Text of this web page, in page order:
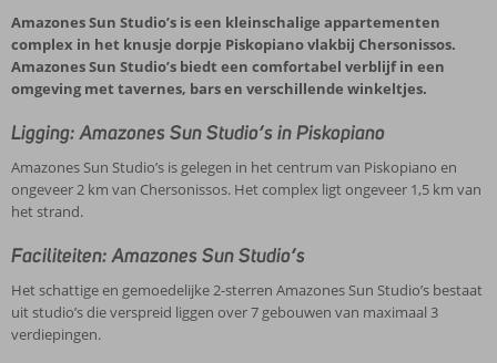
Amazones Sun Studio’s is een kleinschalige appartementen
complex in het knusje dorpje Piskopiano vlakbij Chersonissos.
Amazones Sun Studio’s biedt een comfortabel verblijf in een
omgeving met tavernes, bars en verschillende winkeltjes.
Ligging: Amazones Sun Studio’s in Piskopiano
Amazones Sun Studio’s is gelegen in het centrum van Piskopiano en
ongeveer 2 km van Chersonissos. Het complex ligt ongeveer 1,5 km van
het strand.
Faciliteiten: Amazones Sun Studio’s
Het schattige en gemoedelijke 2-sterren Amazones Sun Studio’s bestaat
uit studio’s die verspreid liggen over 7 gebouwen van maximaal 3
verdiepingen.